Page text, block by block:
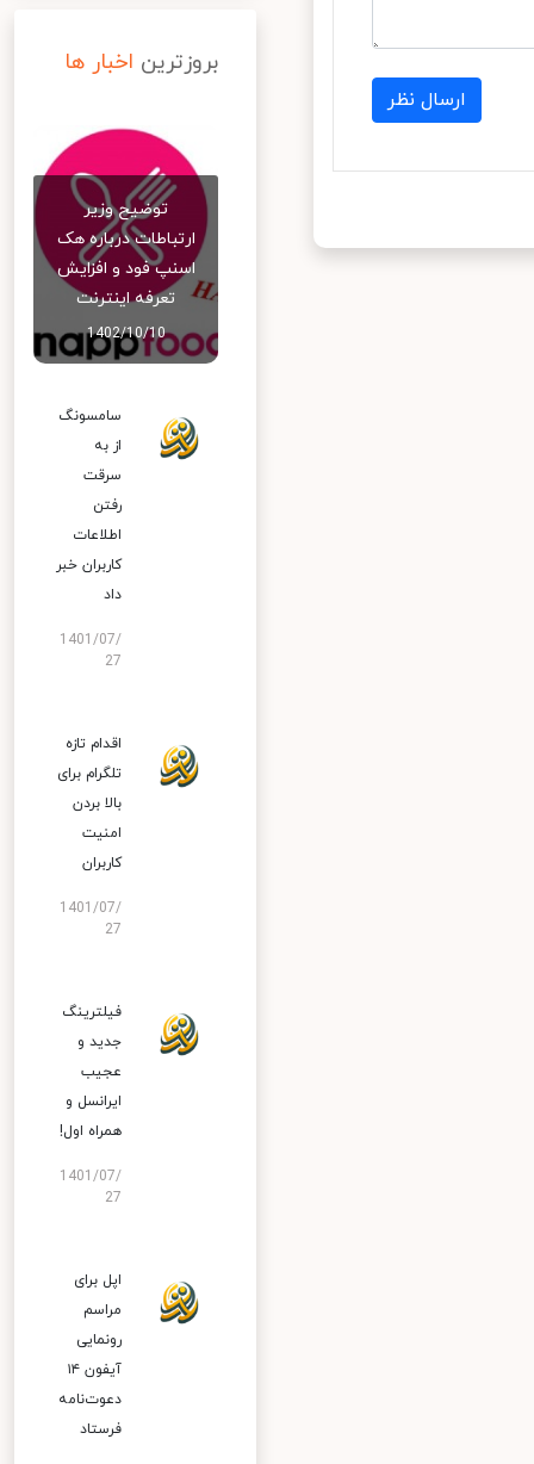
ارسال نظر
بروزترین اخبار ها
توضیح وزیر
ارتباطات درباره هک
اسنپ‌ فود و افزایش
تعرفه اینترنت
1402/10/10
سامسونگ
از به
سرقت
رفتن
اطلاعات
کاربران خبر
داد
1401/07/
27
اقدام تازه
تلگرام برای
بالا بردن
امنیت
کاربران
1401/07/
27
فیلترینگ
جدید و
عجیب
ایرانسل و
همراه اول!
1401/07/
27
اپل برای
مراسم
رونمایی
آیفون ۱۴
دعوت‌نامه
فرستاد